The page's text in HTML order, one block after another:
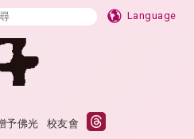
Language
予佛光 校友會